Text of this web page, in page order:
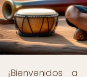
¡Bienvenidos a